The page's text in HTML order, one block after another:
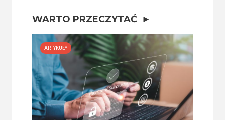
WARTO PRZECZYTAĆ
ARTYKUŁY